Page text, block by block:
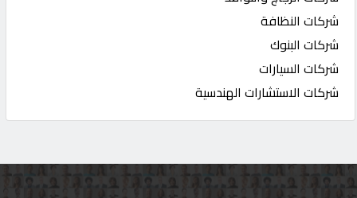
شركات النظافة
شركات البنوك
شركات السيارات
شركات الاستشارات الهندسية